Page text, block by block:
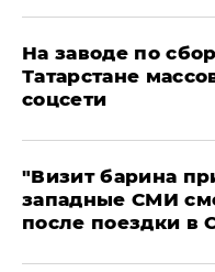
На заводе по
Татарстане
соцсети
"Визит барина
западные СМИ
после поездки в